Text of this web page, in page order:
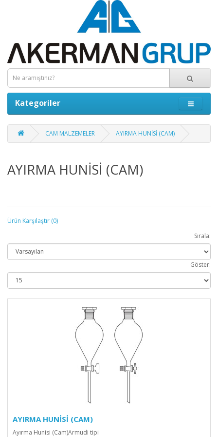
Kategoriler
CAM MALZEMELER AYIRMA HUNİSİ (CAM)
AYIRMA HUNİSİ (CAM)
Ürün Karşılaştır (0)
Sırala:
Göster:
AYIRMA HUNİSİ (CAM)
Ayırma Hunisi (Cam)Armudi tipi